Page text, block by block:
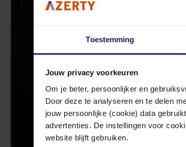
Toestemming
Jouw privacy voorkeuren
Om je beter, persoonlijker en
Door deze te analyseren en te delen
jouw persoonlijke (cookie) data
advertenties. De instellingen voor
website blijft gebruiken.